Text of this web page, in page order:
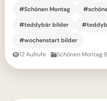
#Schönen Montag
#teddybär bilder
#wochenstart bilder
12 Aufrufe · Schönen Montag